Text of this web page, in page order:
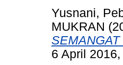
Yusnani,
MUKRAN
6 April